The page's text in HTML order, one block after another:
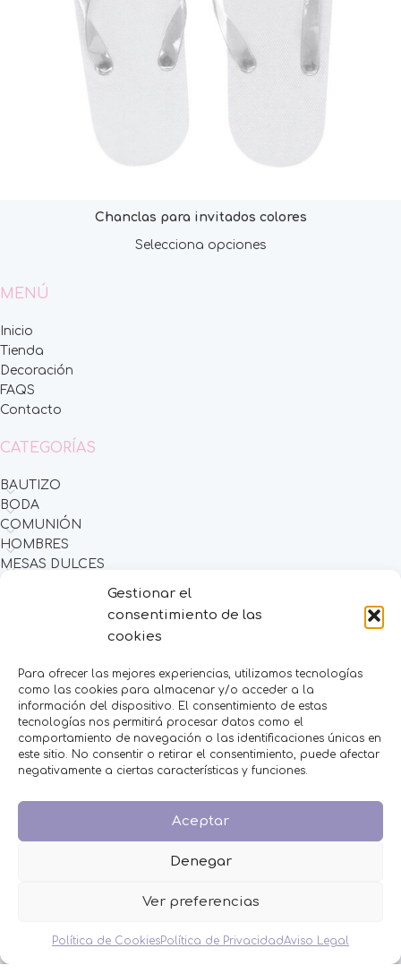
Gestionar el
consentimiento de las
cookies
Para ofrecer las mejores experiencias, utilizamos tecnologías
como las cookies para almacenar y/o acceder a la
información del dispositivo. El consentimiento de estas
tecnologías nos permitirá procesar datos como el
comportamiento de navegación o las identificaciones únicas en
este sitio. No consentir o retirar el consentimiento, puede afectar
negativamente a ciertas características y funciones.
Aceptar
Denegar
Ver preferencias
Política de CookiesPolítica de PrivacidadAviso Legal
Chanclas para invitados colores
Selecciona opciones
MENÚ
Inicio
Tienda
Decoración
FAQS
Contacto
CATEGORÍAS
BAUTIZO
BODA
COMUNIÓN
HOMBRES
MESAS DULCES
OTROS EVENTOS
THE FRUIT COMPANY
LEGAL
Aviso Legal
Política de Cookies
DETALLES MONIMONI 2023 DISEÑO Y DESARROLLO WEBBELEN GIMENO